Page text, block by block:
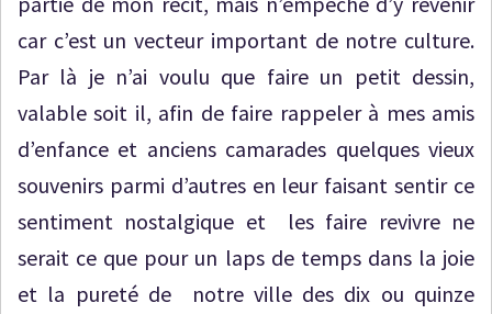
car c’est un vecteur important de notre culture.
Par là je n’ai voulu que faire un petit dessin,
valable soit il, afin de faire rappeler à mes amis
d’enfance et anciens camarades quelques vieux
souvenirs parmi d’autres en leur faisant sentir ce
sentiment nostalgique et les faire revivre ne
serait ce que pour un laps de temps dans la joie
et la pureté de notre ville des dix ou quinze